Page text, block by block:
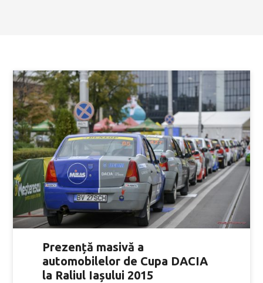
Prezență masivă a
automobilelor de Cupa DACIA
la Raliul Iașului 2015